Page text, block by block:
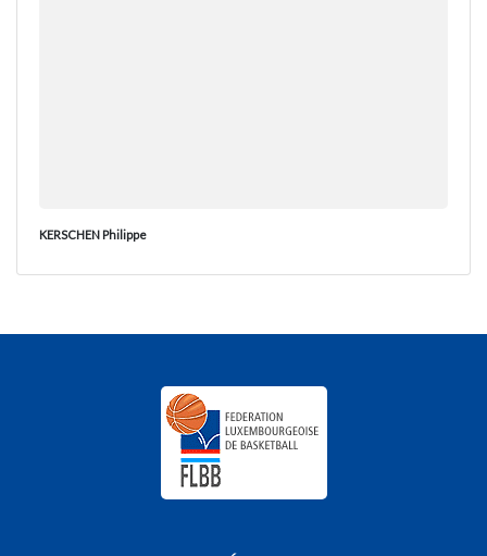
KERSCHEN Philippe